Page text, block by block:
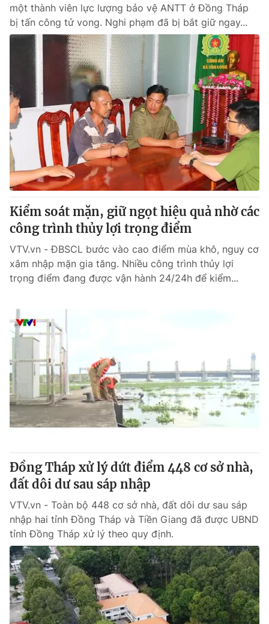
một thành viên lực lượng bảo vệ ANTT ở Đồng Tháp
bị tấn công tử vong. Nghi phạm đã bị bắt giữ ngay...
Kiểm soát mặn, giữ ngọt hiệu quả nhờ các
công trình thủy lợi trọng điểm
VTV.vn - ĐBSCL bước vào cao điểm mùa khô, nguy cơ
xâm nhập mặn gia tăng. Nhiều công trình thủy lợi
trọng điểm đang được vận hành 24/24h để kiểm...
Đồng Tháp xử lý dứt điểm 448 cơ sở nhà,
đất dôi dư sau sáp nhập
VTV.vn - Toàn bộ 448 cơ sở nhà, đất dôi dư sau sáp
nhập hai tỉnh Đồng Tháp và Tiền Giang đã được UBND
tỉnh Đồng Tháp xử lý theo quy định.